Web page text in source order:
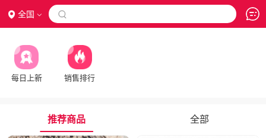
全国 
每日上新 销售排行
推荐商品 全部